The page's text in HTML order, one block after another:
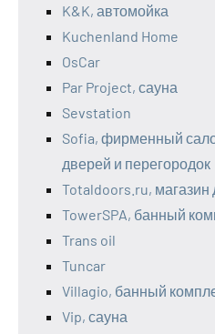
K&K, автомойка
Kuchenland Home
OsCar
Par Project, сауна
Sevstation
Sofia, фирменный
дверей и перегородок
Totaldoors.ru, магазин
TowerSPA, банный
Trans oil
Tuncar
Villagio, банный
Vip, сауна